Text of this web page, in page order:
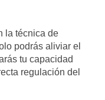
la técnica de
podrás aliviar el
tu capacidad
regulación del